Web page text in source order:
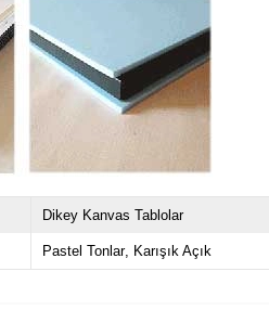
Dikey Kanvas Tablolar
Pastel Tonlar Karışık Açık